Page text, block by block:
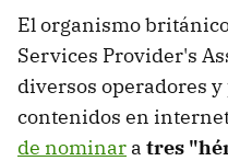
El organismo
Services Provider's
diversos operadores
contenidos en
de nominar a tres